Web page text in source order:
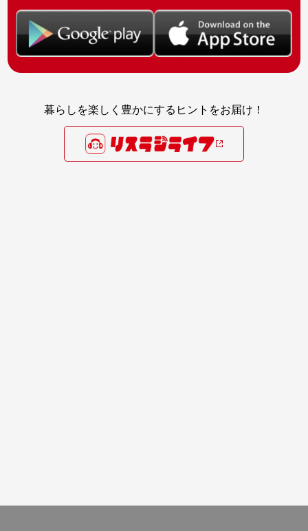
暮らしを楽しく豊かにするヒントをお届け！